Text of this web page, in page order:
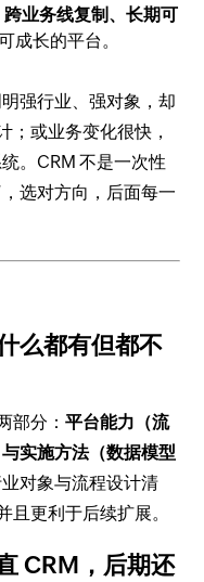
业务线复制、长期可
成长的平台。
强行业、强对象，却
；或业务变化很快，
。CRM 不是一次性
选对方向，后面每一
么都有但都不
部分：平台能力（流
与实施方法（数据模型
对象与流程设计清
且更利于后续扩展。
CRM，后期还